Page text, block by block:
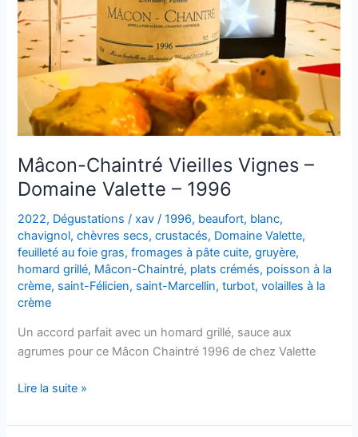
Mâcon-Chaintré Vieilles Vignes –
Domaine Valette – 1996
2022, Dégustations /xav/1996, beaufort, blanc,
chavignol,chèvres secs,crustacés, Domaine Valette,
feuilleté au foie gras,fromages à pâte cuite,gruyère,
homard grillé, Mâcon-Chaintré, plats crémés, poisson à la
crème, saint-Félicien, saint-Marcellin,turbot,volailles à la
crème
Un accord parfait avec un homard grillé, sauce aux
agrumes pour ce Mâcon Chaintré 1996 de chez Valette
Mâcon-
Vieilles
Lire la suite »